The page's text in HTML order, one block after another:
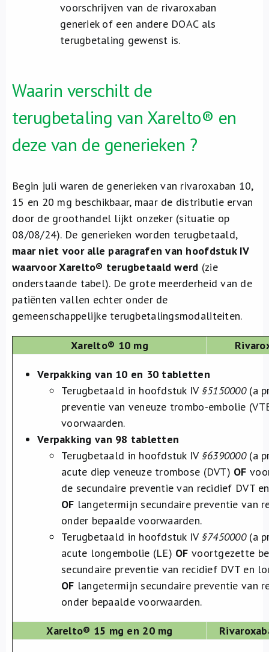
voorschrijven van de rivaroxaban
generiek of een andere DOAC als
terugbetaling gewenst is.
Waarin verschilt de
terugbetaling van Xarelto® en
deze van de generieken ?
Begin juli waren de generieken van rivaroxaban 10,
15 en 20 mg beschikbaar, maar de distributie ervan
door de groothandel lijkt onzeker (situatie op
08/08/24). De generieken worden terugbetaald,
maar niet voor alle paragrafen van hoofdstuk IV
waarvoor Xarelto® terugbetaald werd (zie
onderstaande tabel). De grote meerderheid van de
patiënten vallen echter onder de
gemeenschappelijke terugbetalingsmodaliteiten.
Xarelto® 10 mg
Verpakking van 10 en 30 tabletten
Terugbetaald in hoofdstuk IV §5150000(a
preventie van veneuze trombo-embolie
voorwaarden.
Verpakking van 98 tabletten
Terugbetaald in hoofdstuk IV §6390000(a
acute diep veneuze trombose (DVT) OF
de secundaire preventie van recidief DVT
OF langetermijn secundaire preventie van
onder bepaalde voorwaarden.​
Terugbetaald in hoofdstuk IV §7450000(a
acute longembolie (LE) OF voortgezette
secundaire preventie van recidief DVT en
OF langetermijn secundaire preventie van
onder bepaalde voorwaarden.
Xarelto® 15 mg en 20 mg